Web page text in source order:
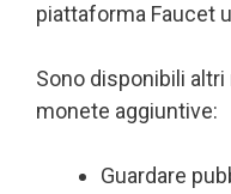
piattaforma Faucet
Sono disponibili
monete aggiuntive:
Guardare